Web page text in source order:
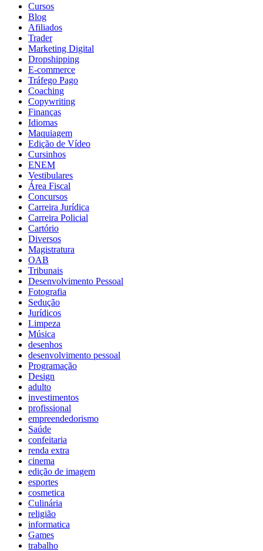
Cursos
Blog
Afiliados
Trader
Marketing Digital
Dropshipping
E-commerce
Tráfego Pago
Coaching
Copywriting
Finanças
Idiomas
Maquiagem
Edição de Vídeo
Cursinhos
ENEM
Vestibulares
Área Fiscal
Concursos
Carreira Jurídica
Carreira Policial
Cartório
Diversos
Magistratura
OAB
Tribunais
Desenvolvimento Pessoal
Fotografia
Sedução
Jurídicos
Limpeza
Música
desenhos
desenvolvimento pessoal
Programação
Design
adulto
investimentos
profissional
empreendedorismo
Saúde
confeitaria
renda extra
cinema
edição de imagem
esportes
cosmetica
Culinária
religião
informatica
Games
trabalho